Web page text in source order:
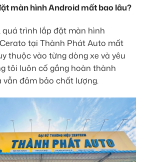
màn hình Android mất bao lâu?
quá trình lắp đặt màn hình
tại Thành Phát Auto mất
thuộc vào từng dòng xe và yêu
tôi luôn cố gắng hoàn thành
vẫn đảm bảo chất lượng.